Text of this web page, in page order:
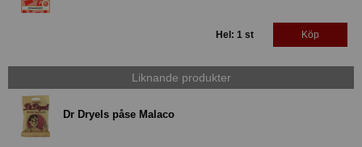
Hel: 1 st Köp
Liknande produkter
Dr Dryels påse Malaco